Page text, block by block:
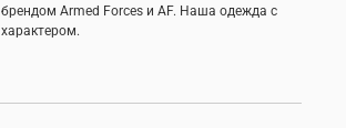
брендом Armed Forces и AF. Наша одежда с
характером.